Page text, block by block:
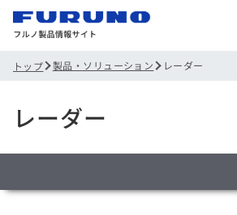
トップ 製品・ソリューション レーダー
レーダー